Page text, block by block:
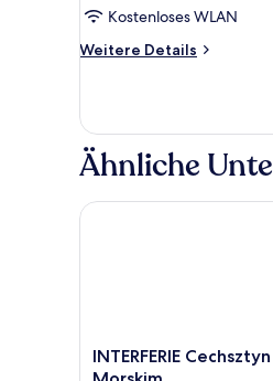
Kostenloses WLAN
Weitere Details
Weitere
Apartment
Ähnliche
INTERFERIE
Cechsztyn
INTERFERIE
INTERFERIE Cechsztyn